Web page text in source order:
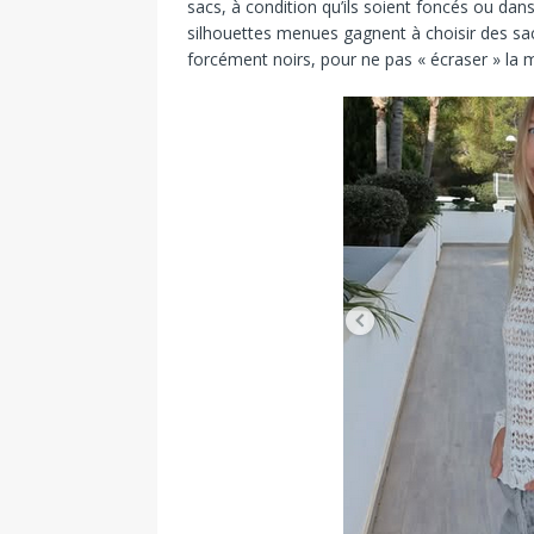
sacs, à condition qu’ils soient foncés ou
silhouettes menues gagnent à choisir des
forcément noirs, pour ne pas « écraser » la